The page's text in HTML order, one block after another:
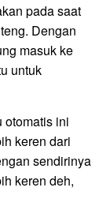
pada saat
Dengan
masuk ke
untuk
otomatis ini
keren dari
sendirinya
keren deh,